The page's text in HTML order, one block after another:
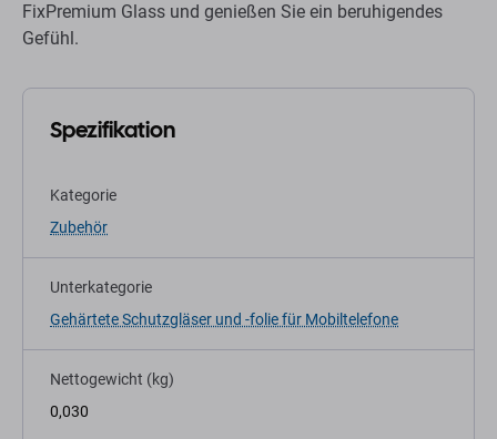
FixPremium Glass und genießen Sie ein beruhigendes
Gefühl.
Spezifikation
Kategorie
Zubehör
Unterkategorie
Gehärtete Schutzgläser und -folie für Mobiltelefone
Nettogewicht (kg)
0,030